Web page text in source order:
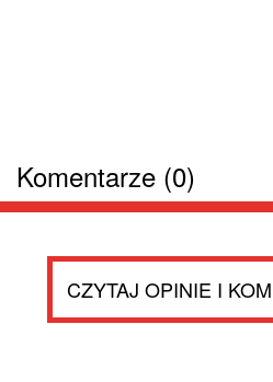
Komentarze (0)
CZYTAJ OPINIE I